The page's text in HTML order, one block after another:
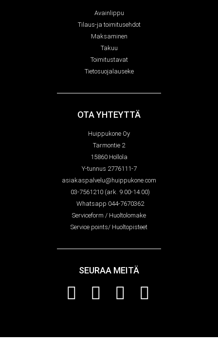
Avainlippu
Tilaus-ja toimitusehdot
Maksaminen
Takuu
Toimitustavat
Tietosuojalauseke
OTA YHTEYTTÄ
Huippukone Oy
Tarmontie 2
15860 Hollola
Y-tunnus 2776111-7
asiakaspalvelu@huippukone.com
03-7561210 (ark. 9.00-14.00)
Whatsapp 044-7670362
Serviceform / Huoltolomake
Service points/ Huoltopisteet
SEURAA MEITÄ